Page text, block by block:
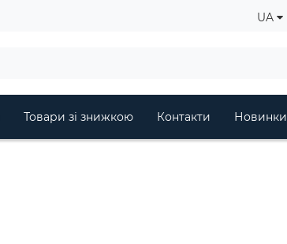
UA
Товари зі знижкою Контакти Новинки